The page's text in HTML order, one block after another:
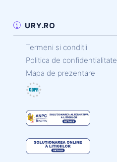
URY.RO
Termeni si conditii
Politica de confidentialitate
Mapa de prezentare